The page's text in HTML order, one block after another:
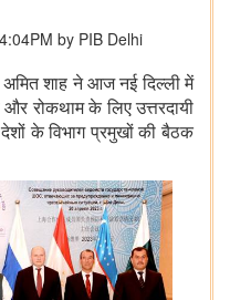
4:04PM by PIB Delhi
अमित शाह ने आज नई दिल्ली में
रोकथाम के लिए उत्तरदायी
के विभाग प्रमुखों की बैठक